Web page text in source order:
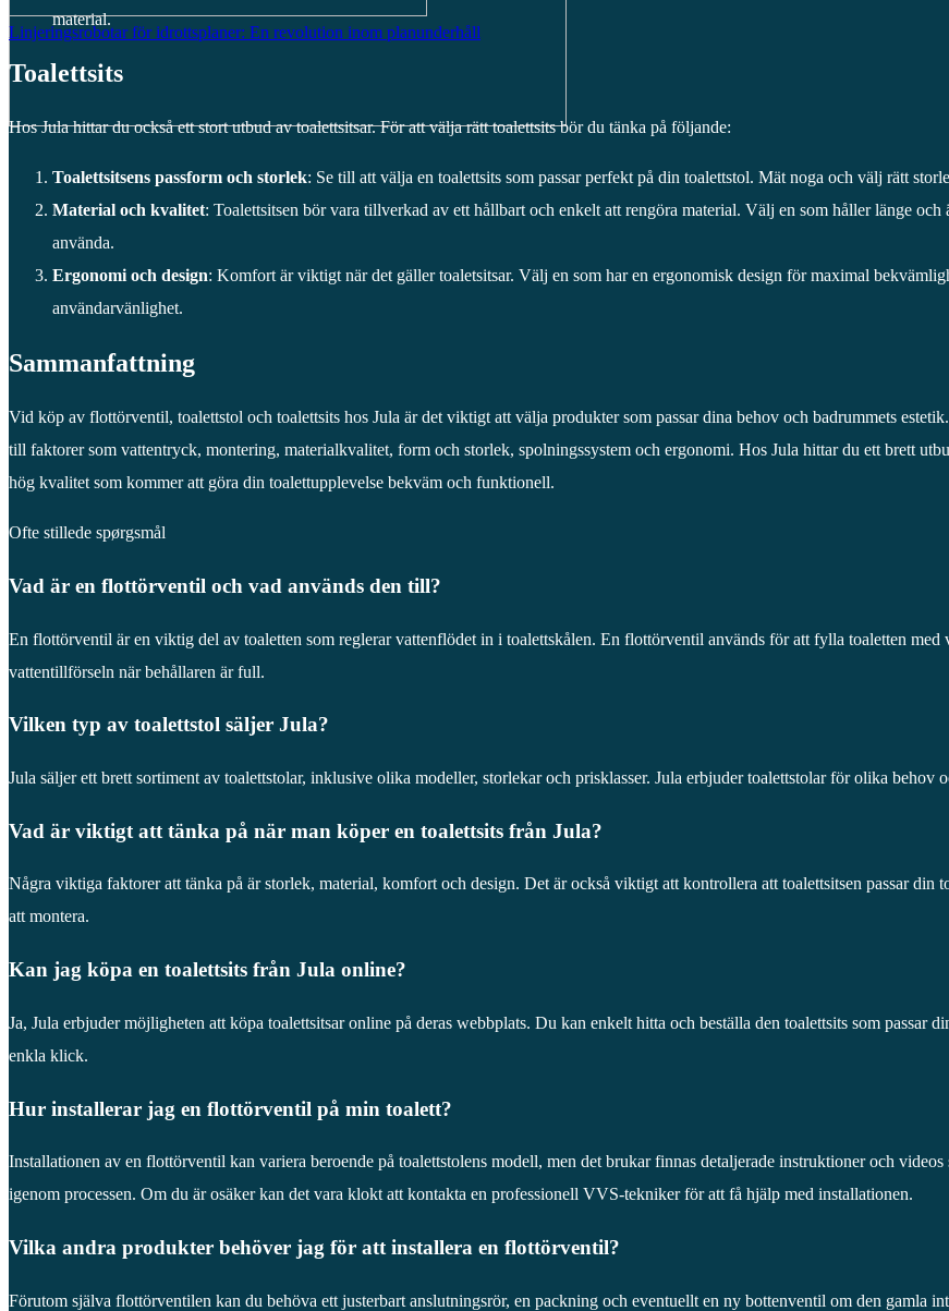
Linjeringsrobotar för idrottsplaner: En revolution inom planunderhåll
material.
Toalettsits
Hos Jula hittar du också ett stort utbud av toalettsitsar. För att välja rätt toalettsits bör du tänka på följande:
Toalettsitsens passform och storlek: Se till att välja en toalettsits som passar perfekt på din toalettstol. Mät noga och välj rätt
Material och kvalitet: Toalettsitsen bör vara tillverkad av ett hållbart och enkelt att rengöra material. Välj en som håller länge och
använda.
Ergonomi och design: Komfort är viktigt när det gäller toaletsitsar. Välj en som har en ergonomisk design för maximal
användarvänlighet.
Sammanfattning
Vid köp av flottörventil, toalettstol och toalettsits hos Jula är det viktigt att välja produkter som passar dina behov och badrummets
till faktorer som vattentryck, montering, materialkvalitet, form och storlek, spolningssystem och ergonomi. Hos Jula hittar du ett brett
hög kvalitet som kommer att göra din toalettupplevelse bekväm och funktionell.
Ofte stillede spørgsmål
Vad är en flottörventil och vad används den till?
En flottörventil är en viktig del av toaletten som reglerar vattenflödet in i toalettskålen. En flottörventil används för att fylla toaletten med
vattentillförseln när behållaren är full.
Vilken typ av toalettstol säljer Jula?
Jula säljer ett brett sortiment av toalettstolar, inklusive olika modeller, storlekar och prisklasser. Jula erbjuder toalettstolar för olika behov
Vad är viktigt att tänka på när man köper en toalettsits från Jula?
Några viktiga faktorer att tänka på är storlek, material, komfort och design. Det är också viktigt att kontrollera att toalettsitsen passar din
att montera.
Kan jag köpa en toalettsits från Jula online?
Ja, Jula erbjuder möjligheten att köpa toalettsitsar online på deras webbplats. Du kan enkelt hitta och beställa den toalettsits som passar
enkla klick.
Hur installerar jag en flottörventil på min toalett?
Installationen av en flottörventil kan variera beroende på toalettstolens modell, men det brukar finnas detaljerade instruktioner och
igenom processen. Om du är osäker kan det vara klokt att kontakta en professionell VVS-tekniker för att få hjälp med installationen.
Vilka andra produkter behöver jag för att installera en flottörventil?
Förutom själva flottörventilen kan du behöva ett justerbart anslutningsrör, en packning och eventuellt en ny bottenventil om den gamla